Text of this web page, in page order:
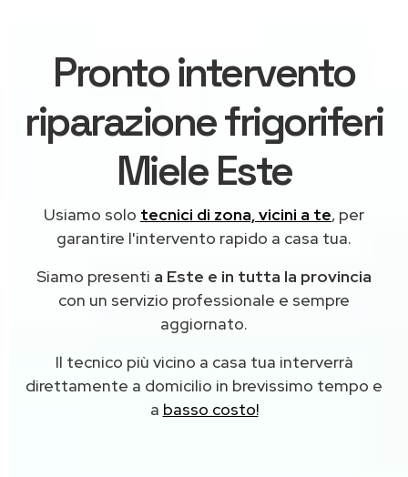
Pronto intervento
riparazione frigoriferi
Miele Este
Usiamo solo tecnici di zona, vicini a te, per
garantire l'intervento rapido a casa tua.
Siamo presenti a Este e in tutta la provincia
con un servizio professionale e sempre
aggiornato.
Il tecnico più vicino a casa tua interverrà
direttamente a domicilio in brevissimo tempo e
a basso costo!